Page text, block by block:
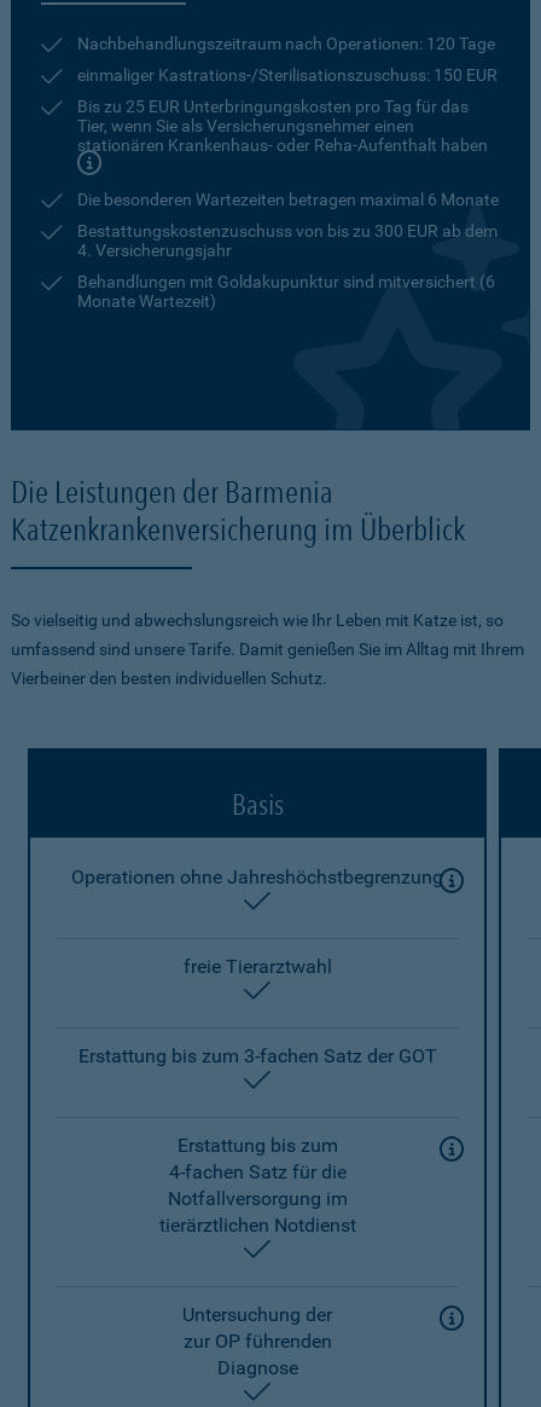
Nachbehandlungszeitraum nach Operationen: 120 Tage
einmaliger Kastrations-/Sterilisationszuschuss: 150 EUR
Bis zu 25 EUR Unterbringungskosten pro Tag für das
Tier, wenn Sie als Versicherungsnehmer einen
stationären Krankenhaus- oder Reha-Aufenthalt haben
Die besonderen Wartezeiten betragen maximal 6 Monate
Bestattungskostenzuschuss von bis zu 300 EUR ab dem
4. Versicherungsjahr
Behandlungen mit Goldakupunktur sind mitversichert (6
Monate Wartezeit)
Die Leistungen der Barmenia
Katzenkrankenversicherung im Überblick
So vielseitig und abwechslungsreich wie Ihr Leben mit Katze ist, so
umfassend sind unsere Tarife. Damit genießen Sie im Alltag mit Ihrem
Vierbeiner den besten individuellen Schutz.
Basis
Operationen ohne Jahreshöchstbegrenzung
freie Tierarztwahl
Erstattung bis zum 3-fachen Satz der GOT
Erstattung bis zum
4-fachen Satz für die
Notfallversorgung im
tierärztlichen Notdienst
Untersuchung der
zur OP führenden
Diagnose